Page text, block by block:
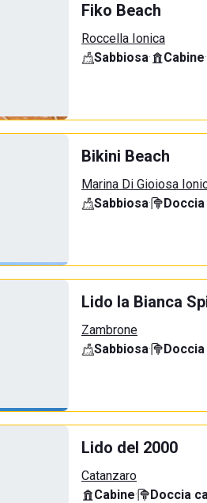
Fiko Beach
Roccella Ionica
Sabbiosa· Cabine·
Bikini Beach
Marina Di Gioiosa
Sabbiosa·
Lido la Bianca
Zambrone
Sabbiosa·
Lido del 2000
Catanzaro
Cabine· Doccia